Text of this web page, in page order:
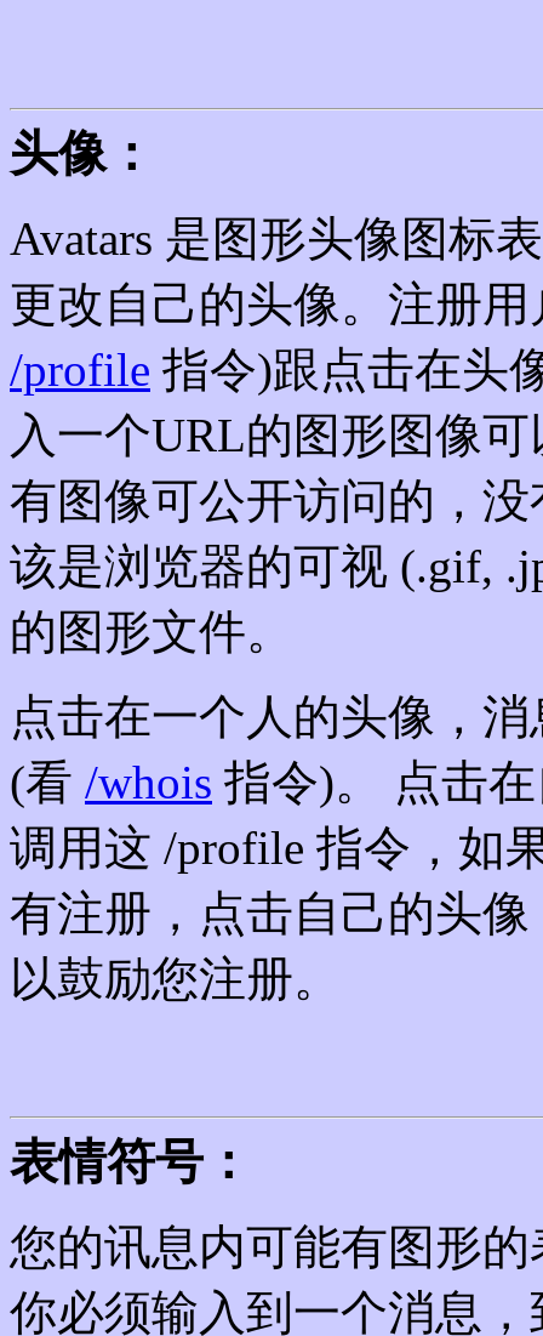
头像：
Avatars 是图形头像图标
更改自己的头像。注册
/profile 指令)跟点击在头
入一个URL的图形图像
有图像可公开访问的，
该是浏览器的可视 (.gif,
的图形文件。
点击在一个人的头像，
(看 /whois 指令)。 点击
调用这 /profile 指令，如
有注册，点击自己的头
以鼓励您注册。
表情符号：
您的讯息内可能有图形
你必须输入到一个消息